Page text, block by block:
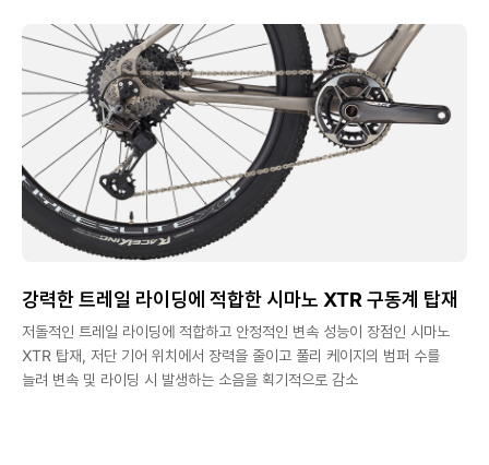
강력한 트레일 라이딩에 적합한 시마노 XTR 구동계 탑재
저돌적인 트레일 라이딩에 적합하고 안정적인 변속 성능이 장점인 시마노
XTR 탑재, 저단 기어 위치에서 장력을 줄이고 풀리 케이지의 범퍼 수를
늘려 변속 및 라이딩 시 발생하는 소음을 획기적으로 감소